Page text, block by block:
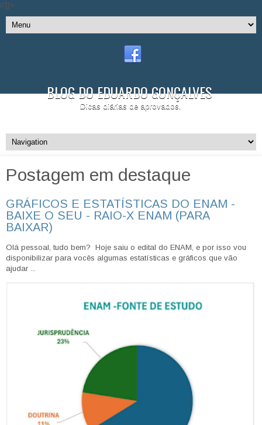
//]]>
BLOG DO EDUARDO GONÇALVES
Dicas diárias de aprovados.
Postagem em destaque
GRÁFICOS E ESTATÍSTICAS DO ENAM -
BAIXE O SEU - RAIO-X ENAM (PARA
BAIXAR)
Olá pessoal, tudo bem? Hoje saiu o edital do ENAM, e por isso vou
disponibilizar para vocês algumas estatísticas e gráficos que vão
ajudar ...